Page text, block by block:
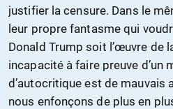
justifier la censure. Dans le
leur propre fantasme qui
Donald Trump soit l’œuvre de
incapacité à faire preuve d’un
d’autocritique est de mauvais
nous enfonçons de plus en